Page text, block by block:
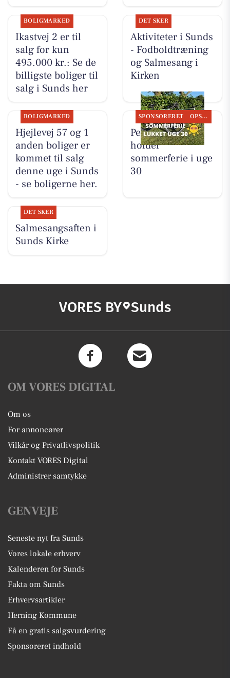
BOLIGMARKED
Ikastvej 2 er til
salg for kun
495.000 kr.: Se de
billigste boliger til
salg i Sunds her
DET SKER
Aktiviteter i Sunds
- Fodboldtræning
og Salmesang i
Kirken
BOLIGMARKED
Hjejlevej 57 og 1
anden boliger er
kommet til salg
denne uge i Sunds
- se boligerne her.
SPONSORERET OPSLAGSTAVLEN
Per P. Cykler
holder
sommerferie i uge
30
DET SKER
Salmesangsaften i
Sunds Kirke
VORES BY Sunds
OM VORES DIGITAL
Om os
For annoncører
Vilkår og Privatlivspolitik
Kontakt VORES Digital
Administrer samtykke
GENVEJE
Seneste nyt fra Sunds
Vores lokale erhverv
Kalenderen for Sunds
Fakta om Sunds
Erhvervsartikler
Herning Kommune
Få en gratis salgsvurdering
Sponsoreret indhold